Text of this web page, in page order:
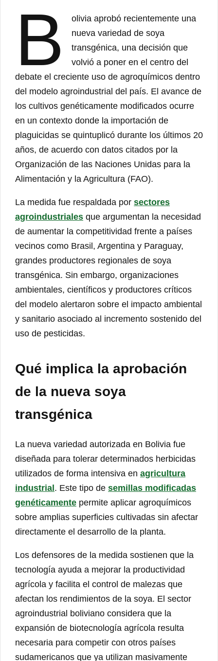
B
olivia aprobó recientemente una
nueva variedad de soya
transgénica, una decisión que
volvió a poner en el centro del
debate el creciente uso de agroquímicos dentro
del modelo agroindustrial del país. El avance de
los cultivos genéticamente modificados ocurre
en un contexto donde la importación de
plaguicidas se quintuplicó durante los últimos 20
años, de acuerdo con datos citados por la
Organización de las Naciones Unidas para la
Alimentación y la Agricultura (FAO).
La medida fue respaldada por sectores
agroindustriales que argumentan la necesidad
de aumentar la competitividad frente a países
vecinos como Brasil, Argentina y Paraguay,
grandes productores regionales de soya
transgénica. Sin embargo, organizaciones
ambientales, científicos y productores críticos
del modelo alertaron sobre el impacto ambiental
y sanitario asociado al incremento sostenido del
uso de pesticidas.
Qué implica la aprobación
de la nueva soya
transgénica
La nueva variedad autorizada en Bolivia fue
diseñada para tolerar determinados herbicidas
utilizados de forma intensiva en agricultura
industrial . Este tipo de semillas modificadas
genéticamente permite aplicar agroquímicos
sobre amplias superficies cultivadas sin afectar
directamente el desarrollo de la planta.
Los defensores de la medida sostienen que la
tecnología ayuda a mejorar la productividad
agrícola y facilita el control de malezas que
afectan los rendimientos de la soya. El sector
agroindustrial boliviano considera que la
expansión de biotecnología agrícola resulta
necesaria para competir con otros países
sudamericanos que ya utilizan masivamente